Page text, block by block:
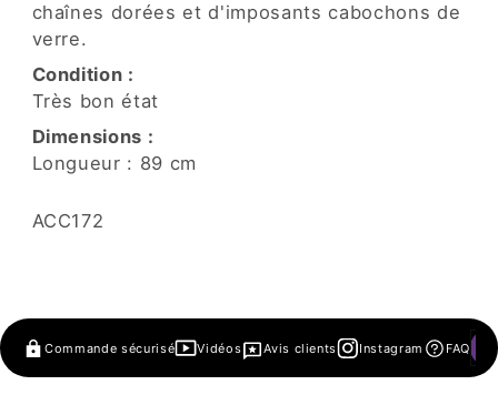
chaînes dorées et d'imposants cabochons de
verre.
Condition :
Très bon état
Dimensions :
Longueur : 89 cm
SKU:
ACC172
Commande sécurisé Vidéos Avis clients Instagram FAQ